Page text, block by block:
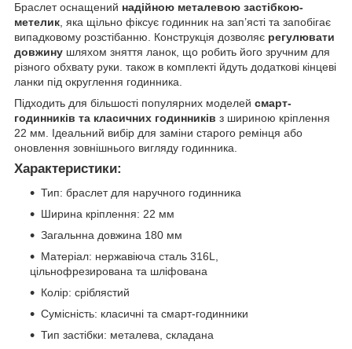
Браслет оснащений надійною металевою застібкою-
метелик, яка щільно фіксує годинник на зап’ясті та запобігає
випадковому розстібанню. Конструкція дозволяє регулювати
довжину шляхом зняття ланок, що робить його зручним для
різного обхвату руки. також в комплекті йдуть додаткові кінцеві
ланки під округлення годинника.
Підходить для більшості популярних моделей смарт-
годинників та класичних годинників з шириною кріплення
22 мм. Ідеальний вибір для заміни старого ремінця або
оновлення зовнішнього вигляду годинника.
Характеристики:
Тип: браслет для наручного годинника
Ширина кріплення: 22 мм
Загальнна довжина 180 мм
Матеріал: нержавіюча сталь 316L,
цільнофрезирована та шліфована
Колір: сріблястий
Сумісність: класичні та смарт-годинники
Тип застібки: металева, складана